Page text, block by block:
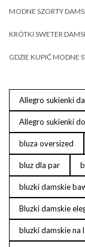
MODNE SZORTY
KRÓTKI SWETER
GDZIE KUPIĆ MODNE
Allegro sukienki
Allegro sukienki
bluza oversized
bluz dla par
bluzki damskie
Bluzki damskie
bluzki damskie na